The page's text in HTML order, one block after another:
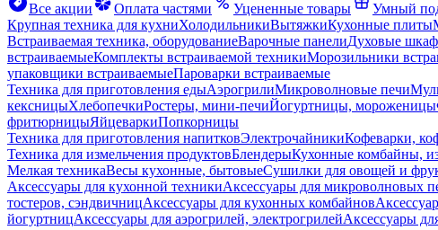
Все акции
Оплата частями Уцененные товары Умный
Крупная техника для кухниХолодильникиВытяжкиКухонные плиты
Встраиваемая техника, оборудованиеВарочные панелиДуховые
встраиваемыеКомплекты встраиваемой техникиМорозильники
упаковщики встраиваемыеПароварки встраиваемые
Техника для приготовления едыАэрогрилиМикроволновые печи
кексницыХлебопечкиРостеры, мини-печиЙогуртницы, мороженицы
фритюрницыЯйцеваркиПопкорницы
Техника для приготовления напитковЭлектрочайникиКофеварки,
Техника для измельчения продуктовБлендерыКухонные комбайны,
Мелкая техникаВесы кухонные, бытовыеСушилки для овощей и
Аксессуары для кухонной техникиАксессуары для микроволновых
тостеров, сэндвичницАксессуары для кухонных комбайнов
йогуртницАксессуары для аэрогрилей, электрогрилейАксессуары